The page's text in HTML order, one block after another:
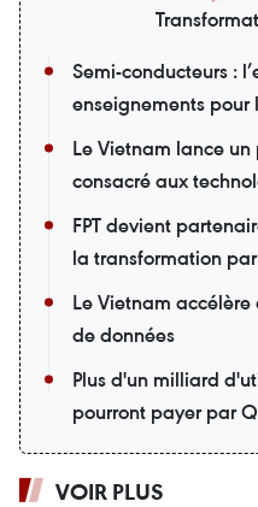
Semi-conducteurs :
enseignements pour
Le Vietnam lance
consacré aux
FPT devient
la transformation par
Le Vietnam
de données
Plus d'un milliard
pourront payer par
VOIR PLUS